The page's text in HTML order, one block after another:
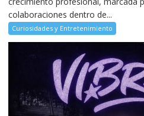
colaboraciones dentro de...
Curiosidades y Entretenimiento